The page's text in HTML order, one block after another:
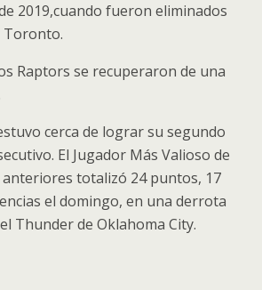
2019,cuando fueron eliminados
Toronto.
Raptors se recuperaron de una
cerca de lograr su segundo
El Jugador Más Valioso de
anteriores totalizó 24 puntos, 17
el domingo, en una derrota
Thunder de Oklahoma City.